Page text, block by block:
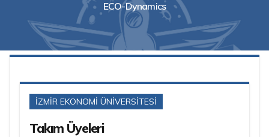
ECO-Dynamics
İZMİR EKONOMİ ÜNİVERSİTESİ
Takım Üyeleri